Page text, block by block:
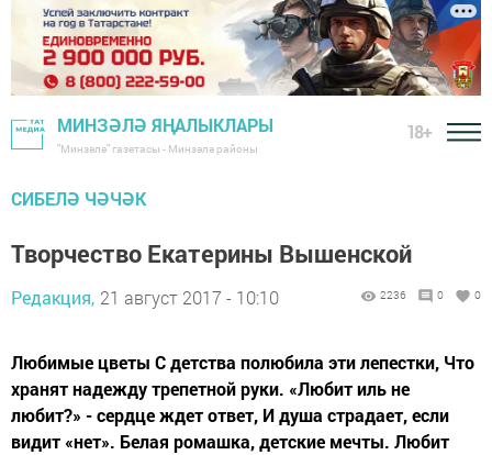
МИНЗӘЛӘ ЯҢАЛЫКЛАРЫ
"Минзәлә" газетасы - Минзәлә районы
18+
СИБЕЛӘ ЧӘЧӘК
Творчество Екатерины Вышенской
Редакция, 21 август 2017 - 10:10 2236 0 0
Любимые цветы С детства полюбила эти лепестки, Что
хранят надежду трепетной руки. «Любит иль не
любит?» - сердце ждет ответ, И душа страдает, если
видит «нет». Белая ромашка, детские мечты. Любит